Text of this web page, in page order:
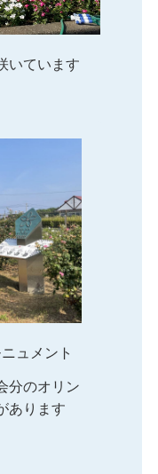
いています
ュメント
分のオリン
あります